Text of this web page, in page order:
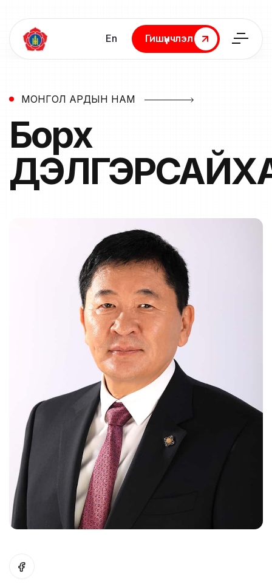
En
Гишүүнчлэл
Гишүүнчлэл
МОНГОЛ АРДЫН НАМ
Борхүү